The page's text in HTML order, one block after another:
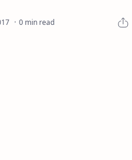
0 min read